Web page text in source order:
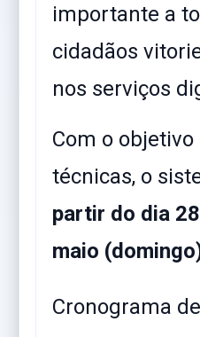
importante a
cidadãos
nos serviços
​Com o
técnicas, o
partir do dia
maio
​Cronograma